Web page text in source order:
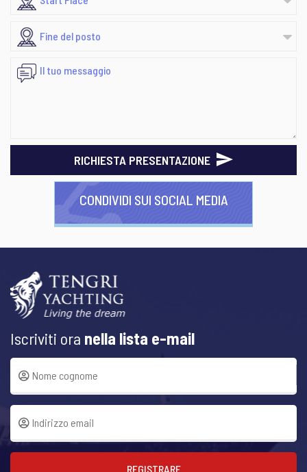
RICHIESTA PRESENTAZIONE
CONDIVIDI SUI SOCIAL MEDIA
Iscriviti ora nella lista e-mail
REGISTRARE